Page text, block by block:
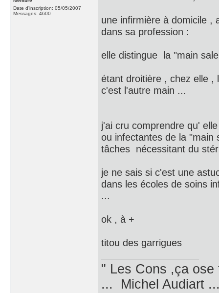
Date d'inscription: 05/05/2007
Messages: 4600
une infirmière à domicile ,
dans sa profession :
elle distingue la "main
étant droitière , chez elle ,
c'est l'autre main ...
j'ai cru comprendre qu'
ou infectantes de la
tâches nécessitant du
je ne sais si c'est une
dans les écoles de soins
...
ok , à +
titou des garrigues
" Les Cons ,ça
... Michel Audiart